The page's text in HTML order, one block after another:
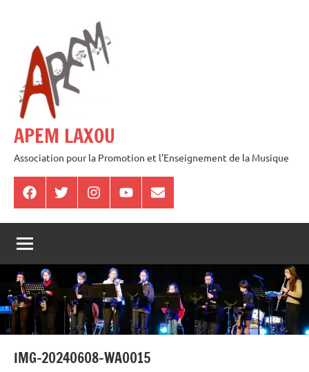
contenu
APEM LAXOU
Association pour la Promotion et l'Enseignement de la Musique
FacebookTwitterInstagramYoutube
E-
mail
IMG-20240608-WA0015